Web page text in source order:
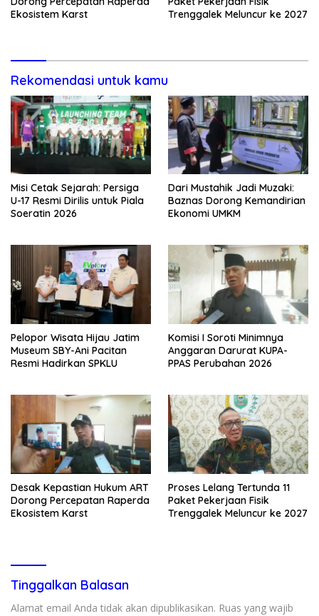
Ekosistem Karst
Trenggalek Meluncur ke 2027
Rekomendasi untuk kamu
Misi Cetak Sejarah: Persiga
U-17 Resmi Dirilis untuk Piala
Soeratin 2026
Dari Mustahik Jadi Muzaki:
Baznas Dorong Kemandirian
Ekonomi UMKM
Pelopor Wisata Hijau Jatim
Museum SBY-Ani Pacitan
Resmi Hadirkan SPKLU
Komisi I Soroti Minimnya
Anggaran Darurat KUPA-
PPAS Perubahan 2026
Desak Kepastian Hukum ART
Dorong Percepatan Raperda
Ekosistem Karst
Proses Lelang Tertunda 11
Paket Pekerjaan Fisik
Trenggalek Meluncur ke 2027
Tinggalkan Balasan
Alamat email Anda tidak akan dipublikasikan. Ruas yang wajib